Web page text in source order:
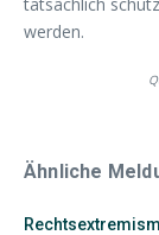
werden.
Ähnliche